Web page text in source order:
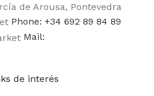
de Arousa, Pontevedra
Phone: +34 692 89 84 89
Mail:
de interés